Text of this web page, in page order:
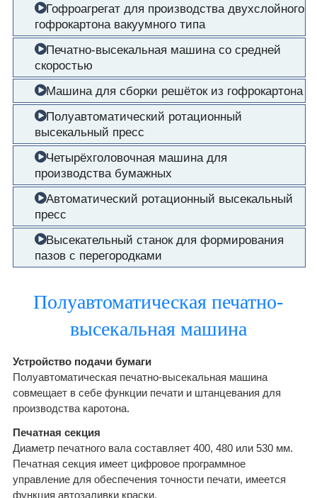
Гофроагрегат для производства двухслойного
гофрокартона вакуумного типа
Печатно-высекальная машина со средней
скоростью
Машина для сборки решёток из гофрокартона
Полуавтоматический ротационный
высекальный пресс
Четырёхголовочная машина для
производства бумажных
Автоматический ротационный высекальный
пресс
Высекательный станок для формирования
пазов с перегородками
Полуавтоматическая печатно-
высекальная машина
Устройство подачи бумаги
Полуавтоматическая печатно-высекальная машина
совмещает в себе функции печати и штанцевания для
производства каротона.
Печатная секция
Диаметр печатного вала составляет 400, 480 или 530 мм.
Печатная секция имеет цифровое программное
управление для обеспечения точности печати, имеется
функция автозаливки краски.